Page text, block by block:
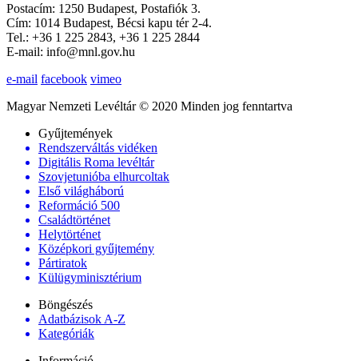
Postacím: 1250 Budapest, Postafiók 3.
Cím: 1014 Budapest, Bécsi kapu tér 2-4.
Tel.: +36 1 225 2843, +36 1 225 2844
E-mail: info@mnl.gov.hu
e-mail facebook vimeo
Magyar Nemzeti Levéltár © 2020 Minden jog fenntartva
Gyűjtemények
Rendszerváltás vidéken
Digitális Roma levéltár
Szovjetunióba elhurcoltak
Első világháború
Reformáció 500
Családtörténet
Helytörténet
Középkori gyűjtemény
Pártiratok
Külügyminisztérium
Böngészés
Adatbázisok A-Z
Kategóriák